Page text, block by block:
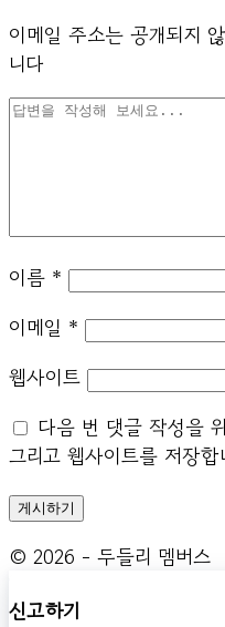
이메일 주소는 공개되지
니다
이름 *
이메일 *
웹사이트
다음 번 댓글 작성을
그리고 웹사이트를 저장합
© 2026 - 두들리 멤버스
신고하기